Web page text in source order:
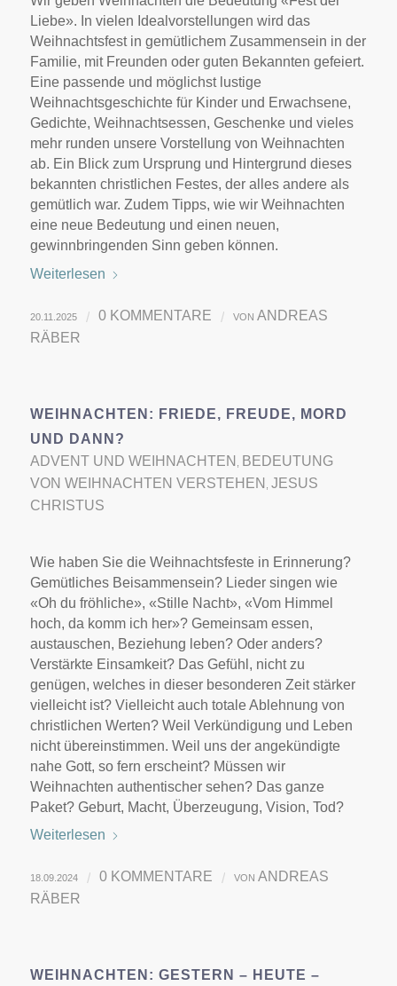
Liebe». In vielen Idealvorstellungen wird das
Weihnachtsfest in gemütlichem Zusammensein in der
Familie, mit Freunden oder guten Bekannten gefeiert.
Eine passende und möglichst lustige
Weihnachtsgeschichte für Kinder und Erwachsene,
Gedichte, Weihnachtsessen, Geschenke und vieles
mehr runden unsere Vorstellung von Weihnachten
ab. Ein Blick zum Ursprung und Hintergrund dieses
bekannten christlichen Festes, der alles andere als
gemütlich war. Zudem Tipps, wie wir Weihnachten
eine neue Bedeutung und einen neuen,
gewinnbringenden Sinn geben können.
Weiterlesen
20.11.2025 / 0 KOMMENTARE / VON ANDREAS
RÄBER
WEIHNACHTEN: FRIEDE, FREUDE, MORD
UND DANN?
ADVENT UND WEIHNACHTEN
BEDEUTUNG
VON WEIHNACHTEN VERSTEHEN JESUS
CHRISTUS
Wie haben Sie die Weihnachtsfeste in Erinnerung?
Gemütliches Beisammensein? Lieder singen wie
«Oh du fröhliche», «Stille Nacht», «Vom Himmel
hoch, da komm ich her»? Gemeinsam essen,
austauschen, Beziehung leben? Oder anders?
Verstärkte Einsamkeit? Das Gefühl, nicht zu
genügen, welches in dieser besonderen Zeit stärker
vielleicht ist? Vielleicht auch totale Ablehnung von
christlichen Werten? Weil Verkündigung und Leben
nicht übereinstimmen. Weil uns der angekündigte
nahe Gott, so fern erscheint? Müssen wir
Weihnachten authentischer sehen? Das ganze
Paket? Geburt, Macht, Überzeugung, Vision, Tod?
Weiterlesen
18.09.2024 / 0 KOMMENTARE / VON ANDREAS
RÄBER
WEIHNACHTEN: GESTERN – HEUTE –